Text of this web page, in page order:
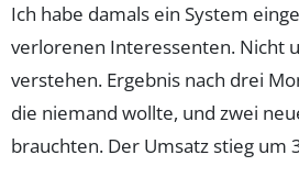
Ich habe damals ein System
verlorenen Interessenten. Nicht
verstehen. Ergebnis nach drei
die niemand wollte, und zwei
brauchten. Der Umsatz stieg um